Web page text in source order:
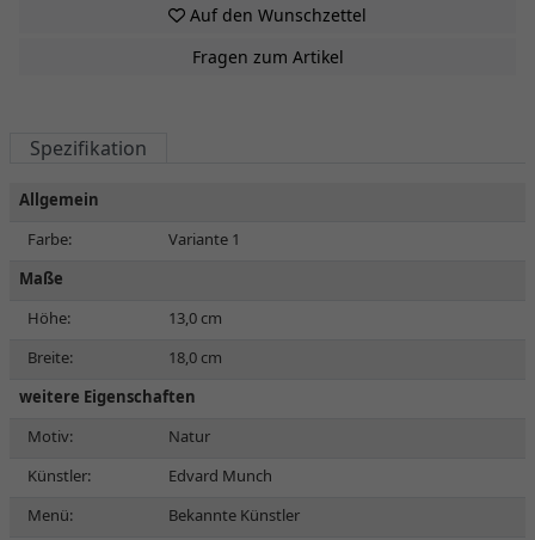
Auf den Wunschzettel
Fragen zum Artikel
Spezifikation
Allgemein
Farbe:
Variante 1
Maße
Höhe:
13,0 cm
Breite:
18,0 cm
weitere Eigenschaften
Motiv:
Natur
Künstler:
Edvard Munch
Menü:
Bekannte Künstler